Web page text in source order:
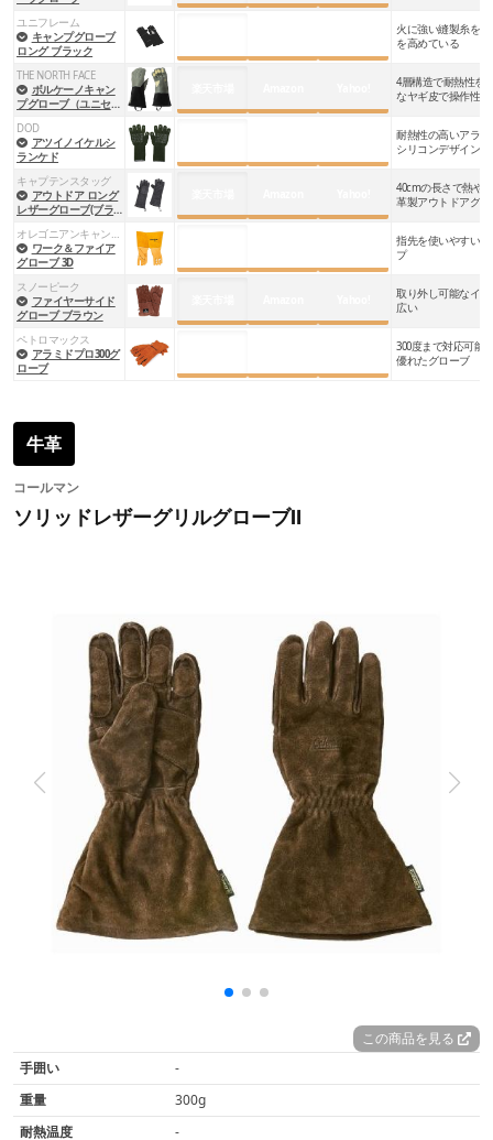
ユニフレーム
キャンプグローブ
ロング ブラック
火に強い縫製糸を
を高めている
THE NORTH FACE
ボルケーノキャン
プグローブ（ユニセッ
4層構造で耐熱性を
なヤギ皮で操作性も
DOD
アツイノイケルシ
ランケド
耐熱性の高いアラ
シリコンデザイン
キャプテンスタッグ
アウトドア ロング
レザーグローブ(ブラ
40cmの長さで熱や
革製アウトドアグロ
オレゴニアンキャンパー
ワーク＆ファイア
グローブ 3D
指先を使いやすい
プ
スノーピーク
ファイヤーサイド
グローブ ブラウン
取り外し可能なイ
広い
ペトロマックス
アラミドプロ300グ
ローブ
300度まで対応可能
優れたグローブ
牛革
コールマン
ソリッドレザーグリルグローブⅡ
この商品を見る
手囲い
-
重量
300g
耐熱温度
-